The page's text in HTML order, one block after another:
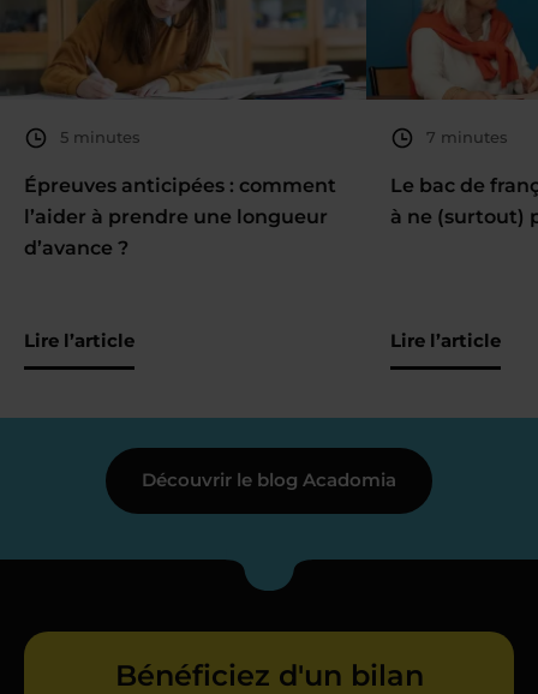
5 minutes
Épreuves anticipées : comment
l’aider à prendre une longueur
d’avance ?
Lire l’article
7 minutes
Le bac de
à ne (surtout)
Lire l’article
Découvrir le blog Acadomia
Bénéficiez d'un bilan